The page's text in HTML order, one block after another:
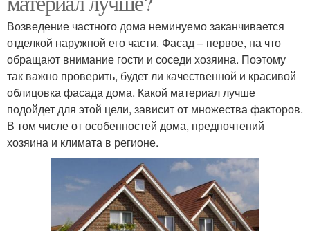
Возведение частного дома неминуемо заканчивается
отделкой наружной его части. Фасад – первое, на что
обращают внимание гости и соседи хозяина. Поэтому
так важно проверить, будет ли качественной и красивой
облицовка фасада дома. Какой материал лучше
подойдет для этой цели, зависит от множества факторов.
В том числе от особенностей дома, предпочтений
хозяина и климата в регионе.